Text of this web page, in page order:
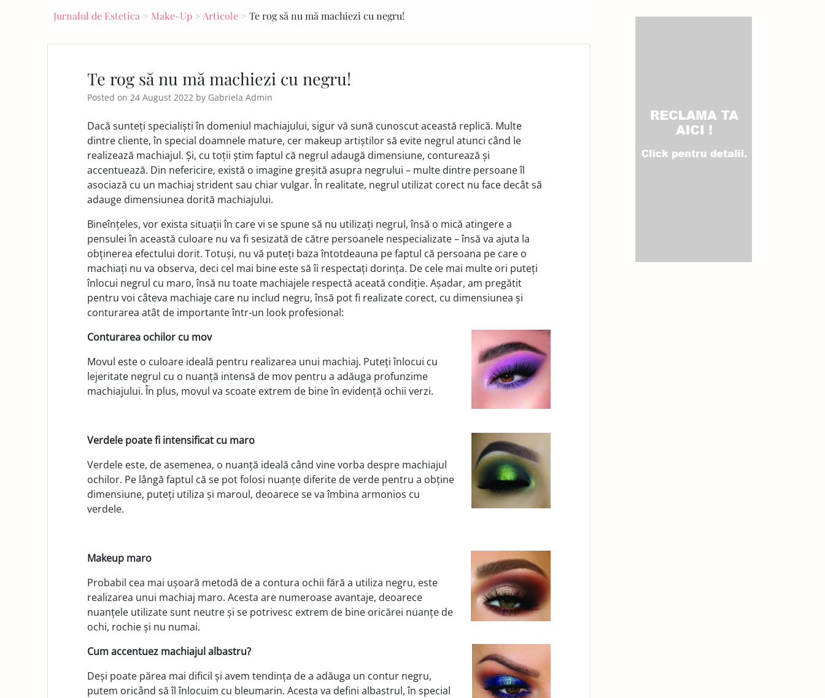
E
PA
navigation
Jurnalul de Estetica > Make-Up > Articole > Te rog să nu mă machiezi cu negru!
Te rog să nu mă machiezi cu negru!
Posted on 24 August 2022 by Gabriela Admin
Dacă sunteți specialiști în domeniul machiajului, sigur vă sună cunoscut această replică. Multe
dintre cliente, în special doamnele mature, cer makeup artiștilor să evite negrul atunci când le
realizează machiajul. Și, cu toții știm faptul că negrul adaugă dimensiune, conturează și
accentuează. Din nefericire, există o imagine greșită asupra negrului – multe dintre persoane îl
asociază cu un machiaj strident sau chiar vulgar. În realitate, negrul utilizat corect nu face decât să
adauge dimensiunea dorită machiajului.
Bineînțeles, vor exista situații în care vi se spune să nu utilizați negrul, însă o mică atingere a
pensulei în această culoare nu va fi sesizată de către persoanele nespecializate – însă va ajuta la
obținerea efectului dorit. Totuși, nu vă puteți baza întotdeauna pe faptul că persoana pe care o
machiați nu va observa, deci cel mai bine este să îi respectați dorința. De cele mai multe ori puteți
înlocui negrul cu maro, însă nu toate machiajele respectă aceată condiție. Așadar, am pregătit
pentru voi câteva machiaje care nu includ negru, însă pot fi realizate corect, cu dimensiunea și
conturarea atât de importante într-un look profesional:
Conturarea ochilor cu mov
Movul este o culoare ideală pentru realizarea unui machiaj. Puteți înlocui cu
lejeritate negrul cu o nuanță intensă de mov pentru a adă­uga profunzime
machiajului. În plus, movul va scoate extrem de bine în evidență ochii verzi.
Verdele poate fi intensificat cu maro
Verdele este, de asemenea, o nuanță ideală când vine vorba despre machiajul
ochilor. Pe lângă faptul că se pot folosi nuanțe diferite de verde pentru a obține
dimensiune, puteți utiliza și maroul, deoarece se va îmbina armonios cu
verdele.
Makeup maro
Probabil cea mai ușoară metodă de a contura ochii fără a utiliza negru, este
realizarea unui machiaj maro. Acesta are numeroase avan­taje, deoarece
nuanțele utilizate sunt ne­utre și se potrivesc extrem de bine oricărei nuanțe de
ochi, ro­chie și nu numai.
Cum accentuez machiajul albastru?
Deși poate părea mai dificil și avem tendința de a adăuga un contur negru,
putem oricând să îl înlocuim cu bleumarin. Acesta va de­fini albastrul, în special